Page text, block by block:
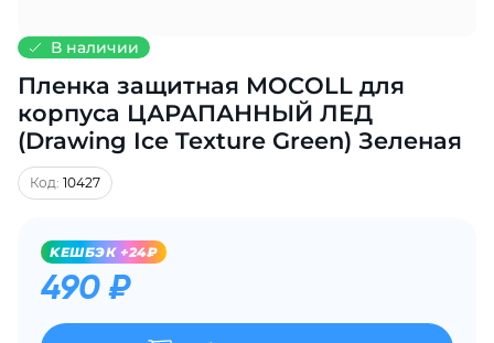
В наличии
Пленка защитная MOCOLL для
корпуса ЦАРАПАННЫЙ ЛЕД
(Drawing Ice Texture Green) Зеленая
Код: 10427
KЕШБЭК +24₽
490 ₽
Получайте товар
выбранный способом
Оставшиеся
по25%каждые 2 недели
Подробнее